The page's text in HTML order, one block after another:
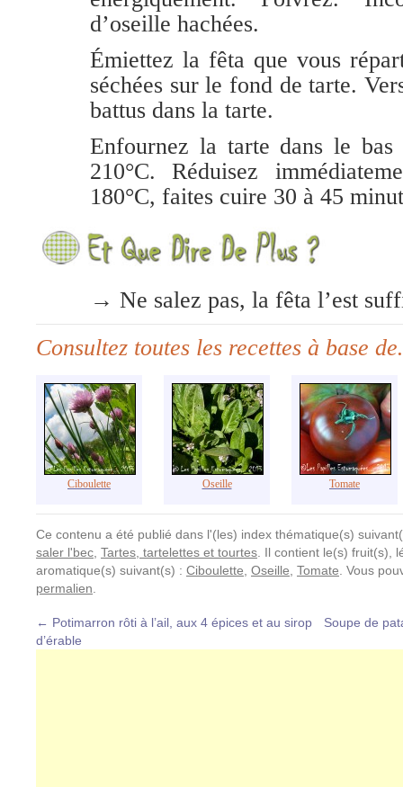
d’oseille hachées.
Émiettez la fêta que vous
séchées sur le fond de tarte.
battus dans la tarte.
Enfournez la tarte dans le
210°C. Réduisez
180°C, faites cuire 30 à 45
→ Ne salez pas, la fêta l’est
Consultez toutes les recettes à base
Ciboulette Oseille Tomate
Ce contenu a été publié dans l'(les) index thématique(s)
saler l'bec Tartes, tartelettes et tourtes . Il contient le(s) fruit(s),
aromatique(s) suivant(s) : Ciboulette Oseille Tomate . Vous
permalien
← Potimarron rôti à l’ail, aux 4 épices et au sirop
d’érable
Soupe de